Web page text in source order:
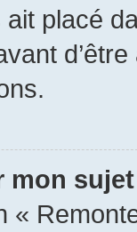
ait placé
mon
«